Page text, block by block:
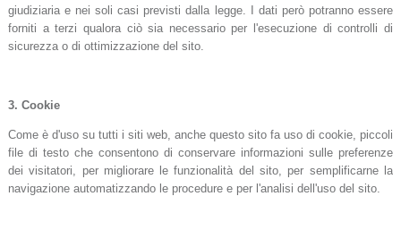
giudiziaria e nei soli casi previsti dalla legge. I dati però potranno essere
forniti a terzi qualora ciò sia necessario per l'esecuzione di controlli di
sicurezza o di ottimizzazione del sito.
3. Cookie
Come è d'uso su tutti i siti web, anche questo sito fa uso di cookie, piccoli
file di testo che consentono di conservare informazioni sulle preferenze
dei visitatori, per migliorare le funzionalità del sito, per semplificarne la
navigazione automatizzando le procedure e per l'analisi dell'uso del sito.